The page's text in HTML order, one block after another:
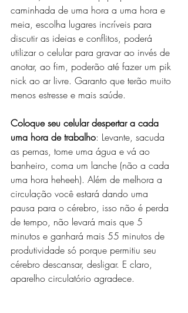
caminhada de uma hora a uma hora e
meia, escolha lugares incríveis para
discutir as ideias e conflitos, poderá
utilizar o celular para gravar ao invés de
anotar, ao fim, poderão até fazer um pik
nick ao ar livre. Garanto que terão muito
menos estresse e mais saúde.
Coloque seu celular despertar a cada
uma hora de trabalho: Levante, sacuda
as pernas, tome uma água e vá ao
banheiro, coma um lanche (não a cada
uma hora heheeh). Além de melhora a
circulação você estará dando uma
pausa para o cérebro, isso não é perda
de tempo, não levará mais que 5
minutos e ganhará mais 55 minutos de
produtividade só porque permitiu seu
cérebro descansar, desligar. E claro,
aparelho circulatório agradece.